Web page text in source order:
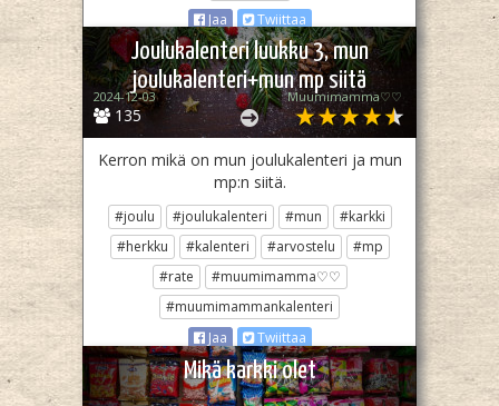
Jaa
Twiittaa
Joulukalenteri luukku 3, mun
joulukalenteri+mun mp siitä
135
2024-12-03 Muumimamma♡♡
Kerron mikä on mun joulukalenteri ja mun
mp:n siitä.
#joulu #joulukalenteri #mun
#karkki
#herkku
#kalenteri #arvostelu
#mp
#rate
#muumimamma♡♡
#muumimammankalenteri
Jaa
Twiittaa
Mikä karkki olet